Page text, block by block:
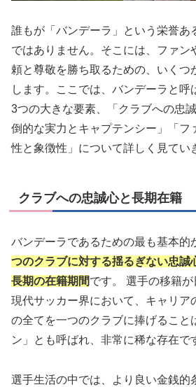
誰もが「バンデーラ」という栄誉あ
ではありません。そこには、ファン
頼と尊敬を勝ち取るための、いくつ
します。ここでは、バンデーラと呼
3つの大きな要素、「クラブへの忠
倒的な実力とキャプテンシー」「フ
性と象徴性」について詳しく見てい
クラブへの忠誠心と長期在籍
バンデーラであるための最も基本的
つのクラブに対する揺るぎない忠誠
長期の在籍期間です。 選手の移籍
現代サッカー界において、キャリア
の全てを一つのクラブに捧げること
ン」とも呼ばれ、非常に稀な存在で
選手生活の中では、より良い金銭的